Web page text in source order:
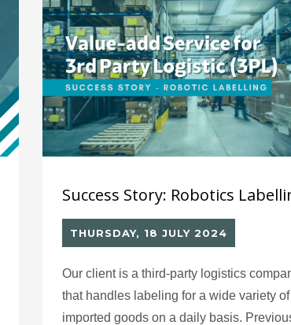
涯規劃提供更多可能性。
THURSDAY, 18 JULY 2024
Our client is a third-party logistics
that handles labeling for a wide variety of
imported goods on a daily basis.